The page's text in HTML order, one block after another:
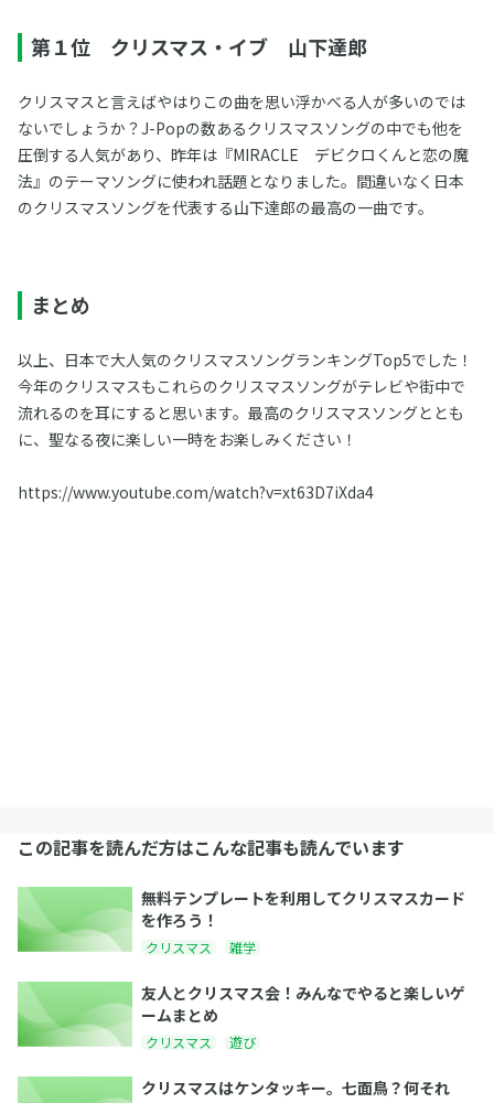
第１位 クリスマス・イブ 山下達郎
クリスマスと言えばやはりこの曲を思い浮かべる人が多いのでは
ないでしょうか？J-Popの数あるクリスマスソングの中でも他を
圧倒する人気があり、昨年は『MIRACLE デビクロくんと恋の魔
法』のテーマソングに使われ話題となりました。間違いなく日本
のクリスマスソングを代表する山下達郎の最高の一曲です。
まとめ
以上、日本で大人気のクリスマスソングランキングTop5でした！
今年のクリスマスもこれらのクリスマスソングがテレビや街中で
流れるのを耳にすると思います。最高のクリスマスソングととも
に、聖なる夜に楽しい一時をお楽しみください！
https://www.youtube.com/watch?v=xt63D7iXda4
この記事を読んだ方はこんな記事も読んでいます
無料テンプレートを利用してクリスマスカード
を作ろう！
クリスマス 雑学
友人とクリスマス会！みんなでやると楽しいゲ
ームまとめ
クリスマス 遊び
クリスマスはケンタッキー。七面鳥？何それ